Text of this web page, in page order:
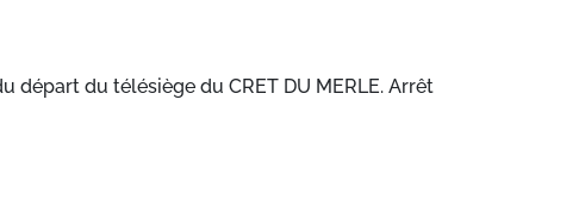
départ du télésiège du CRET DU MERLE. Arrêt